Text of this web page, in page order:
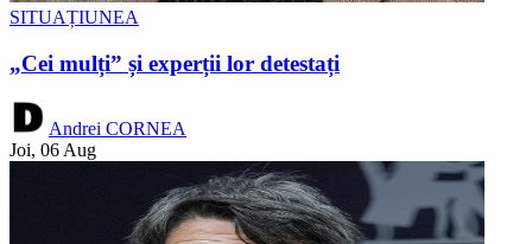
SITUAȚIUNEA
„Cei mulți” și experții lor detestați
Andrei CORNEA
Joi, 06 Aug